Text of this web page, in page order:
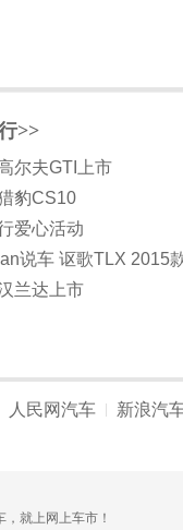
>>
尔夫GTI上市
豹CS10
爱心活动
说车 讴歌TLX 2015
兰达上市
人民网汽车 新浪汽